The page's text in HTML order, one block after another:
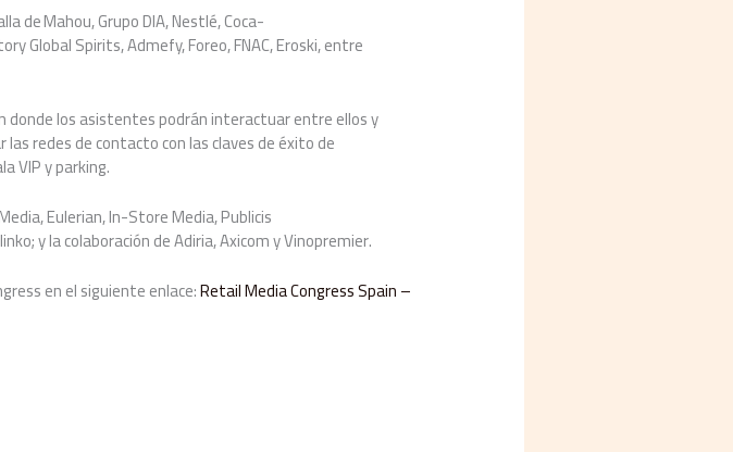
de Mahou, Grupo DIA, Nestlé, Coca-
Global Spirits, Admefy, Foreo, FNAC, Eroski, entre
donde los asistentes podrán interactuar entre ellos y
redes de contacto con las claves de éxito de
VIP y parking.
Eulerian, In-Store Media, Publicis
y la colaboración de Adiria, Axicom y Vinopremier.
en el siguiente enlace:Retail Media Congress Spain –